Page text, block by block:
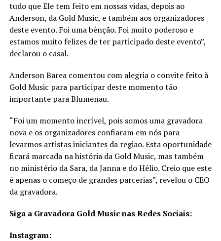
tudo que Ele tem feito em nossas vidas, depois ao
Anderson, da Gold Music, e também aos organizadores
deste evento. Foi uma bênção. Foi muito poderoso e
estamos muito felizes de ter participado deste evento”,
declarou o casal.
Anderson Barea comentou com alegria o convite feito à
Gold Music para participar deste momento tão
importante para Blumenau.
“Foi um momento incrível, pois somos uma gravadora
nova e os organizadores confiaram em nós para
levarmos artistas iniciantes da região. Esta oportunidade
ficará marcada na história da Gold Music, mas também
no ministério da Sara, da Janna e do Hélio. Creio que este
é apenas o começo de grandes parcerias”, revelou o CEO
da gravadora.
Siga a Gravadora Gold Music nas Redes Sociais:
Instagram: